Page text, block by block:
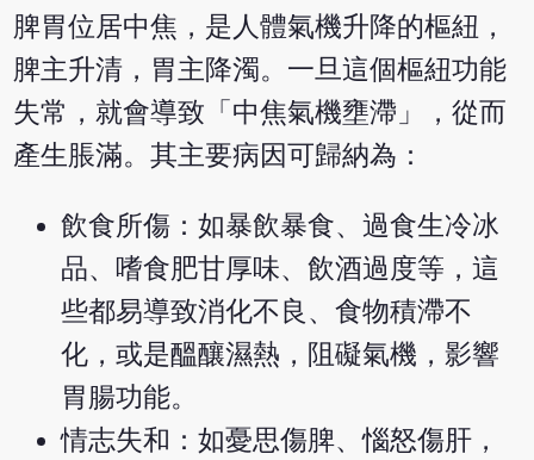
脾胃位居中焦，是人體氣機升降的樞紐，
脾主升清，胃主降濁。一旦這個樞紐功能
失常，就會導致「中焦氣機壅滯」，從而
產生脹滿。其主要病因可歸納為：
飲食所傷：如暴飲暴食、過食生冷冰
品、嗜食肥甘厚味、飲酒過度等，這
些都易導致消化不良、食物積滯不
化，或是醞釀濕熱，阻礙氣機，影響
胃腸功能。
情志失和：如憂思傷脾、惱怒傷肝，